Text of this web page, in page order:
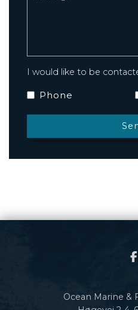
I would like to be
Phone
Ocean Marine &